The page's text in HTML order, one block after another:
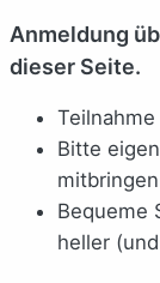
Anmeldung
dieser Seite.
Bitte
mitbringen
Bequeme
heller